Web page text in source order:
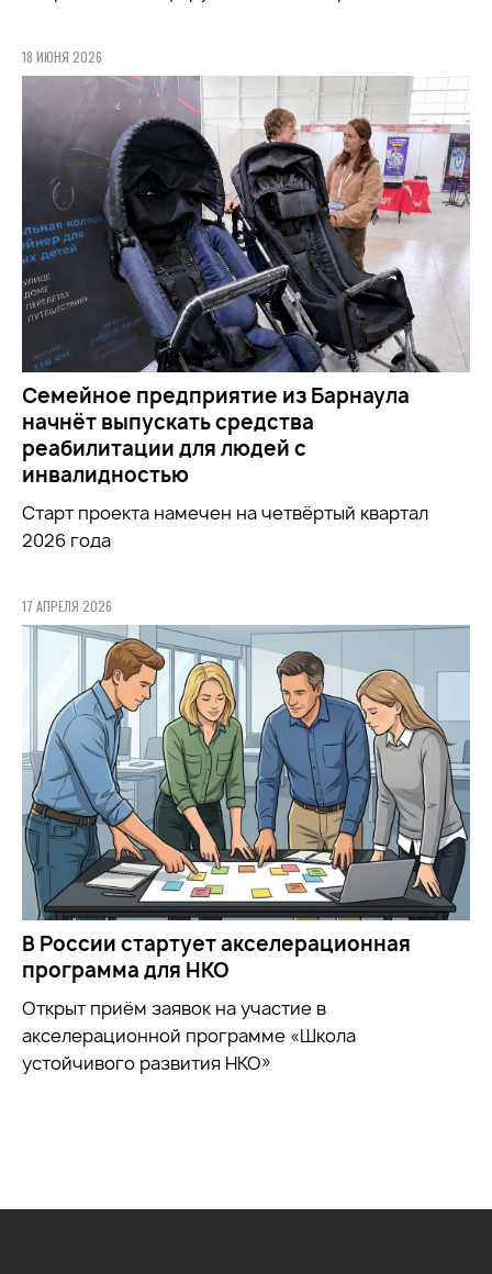
18 ИЮНЯ 2026
Семейное предприятие из Барнаула
начнёт выпускать средства
реабилитации для людей с
инвалидностью
Старт проекта намечен на четвёртый квартал
2026 года
17 АПРЕЛЯ 2026
В России стартует акселерационная
программа для НКО
Открыт приём заявок на участие в
акселерационной программе «Школа
устойчивого развития НКО»